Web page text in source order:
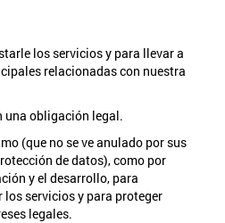
los servicios y para llevar a
relacionadas con nuestra
una obligación legal.
(que no se ve anulado por sus
de datos), como por
y el desarrollo, para
servicios y para proteger
legales.